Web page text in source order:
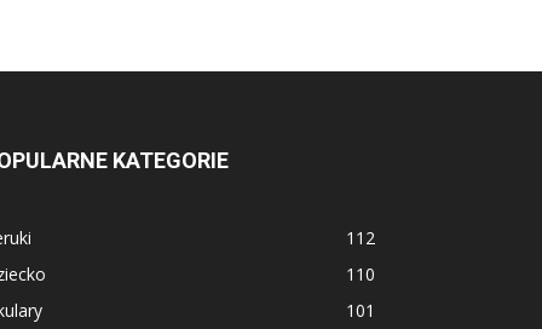
KATEGORIE
112
110
101